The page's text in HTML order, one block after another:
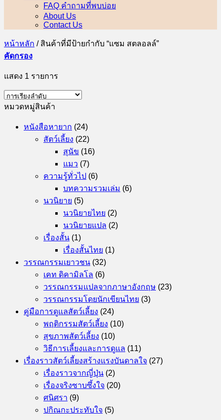
FAQ คำถามที่พบบ่อย
About Us
Contact Us
หน้าหลัก /สินค้าที่มีป้ายกำกับ “แซม สตลอลล์”
คัดกรอง
แสดง 1 รายการ
หมวดหมู่สินค้า
หนังสือหายาก (24)
สัตว์เลี้ยง (22)
สุนัข (16)
แมว (7)
ความรู้ทั่วไป (6)
บทความรวมเล่ม (6)
นวนิยาย (5)
นวนิยายไทย (2)
นวนิยายแปล (2)
เรื่องสั้น (1)
เรื่องสั้นไทย (1)
วรรณกรรมเยาวชน (32)
เคท ดิคามิลโล (6)
วรรณกรรมแปลจากภาษาอังกฤษ (23)
วรรณกรรมโดยนักเขียนไทย (3)
คู่มือการดูแลสัตว์เลี้ยง (24)
พฤติกรรมสัตว์เลี้ยง (10)
สุขภาพสัตว์เลี้ยง (10)
วิธีการเลี้ยงและการดูแล (11)
เรื่องราวสัตว์เลี้ยงสร้างแรงบันดาลใจ (27)
เรื่องราวจากญี่ปุ่น (2)
เรื่องจริงซาบซึ้งใจ (20)
ศนิศรา (9)
ปกิณกะประทับใจ (5)